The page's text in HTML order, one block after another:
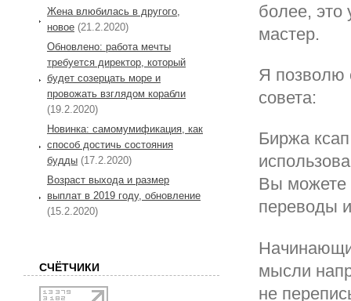
более, это
мастер.
Я позволю
совета:
Биржа
Вы можете
переводы
мысли
не
Жена влюбилась в другого,
новое (21.2.2020)
Обновлено: работа мечты
требуется директор, который
будет созерцать море и
провожать взглядом корабли
(19.2.2020)
Новинка: самомумификация, как
способ достичь состояния
будды (17.2.2020)
Возраст выхода и размер
выплат в 2019 году, обновление
(15.2.2020)
СЧЁТЧИКИ